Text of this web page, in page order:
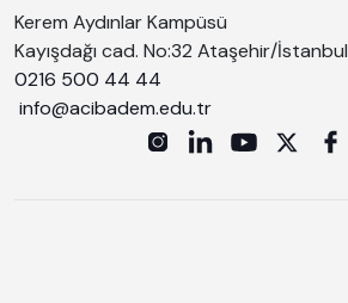
Kerem Aydınlar Kampüsü
Kayışdağı cad. No:32 Ataşehir/İstanbul
0216 500 44 44
info@acibadem.edu.tr